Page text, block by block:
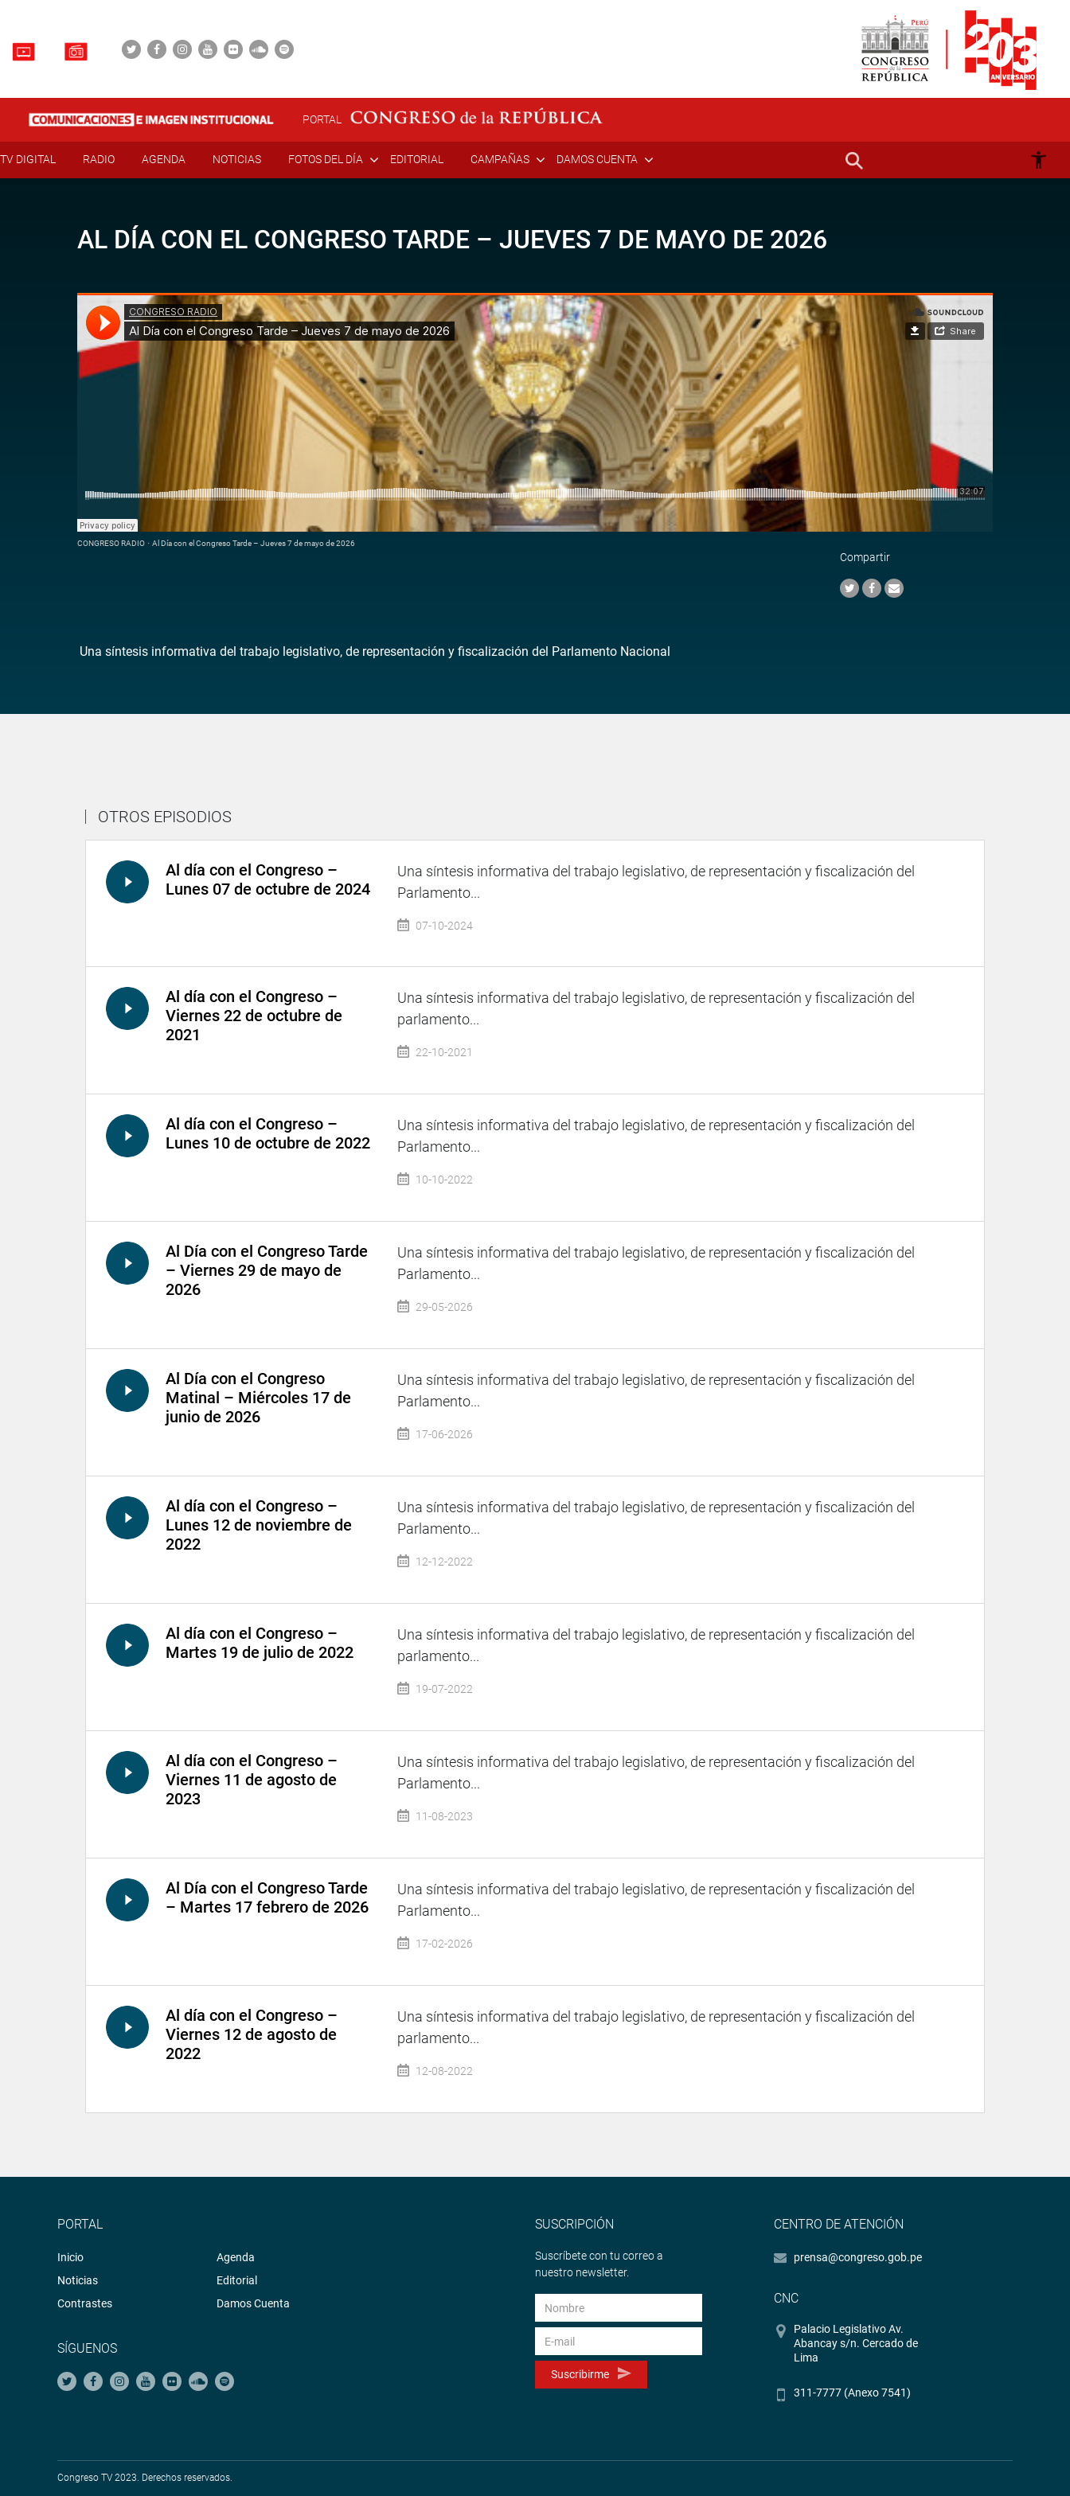
PORTAL
TV DIGITAL RADIO AGENDA NOTICIAS FOTOS DEL DÍA EDITORIAL CAMPAÑAS DAMOS CUENTA
AL DÍA CON EL CONGRESO TARDE – JUEVES 7 DE MAYO DE 2026
CONGRESO RADIO · Al Día con el Congreso Tarde – Jueves 7 de mayo de 2026
Compartir
Una síntesis informativa del trabajo legislativo, de representación y fiscalización del Parlamento Nacional
OTROS EPISODIOS
Al día con el Congreso –
Lunes 07 de octubre de 2024
Una síntesis informativa del trabajo legislativo, de representación y fiscalización del
Parlamento...
07-10-2024
Al día con el Congreso –
Viernes 22 de octubre de
2021
Una síntesis informativa del trabajo legislativo, de representación y fiscalización del
parlamento...
22-10-2021
Al día con el Congreso –
Lunes 10 de octubre de 2022
Una síntesis informativa del trabajo legislativo, de representación y fiscalización del
Parlamento...
10-10-2022
Al Día con el Congreso Tarde
– Viernes 29 de mayo de
2026
Una síntesis informativa del trabajo legislativo, de representación y fiscalización del
Parlamento...
29-05-2026
Al Día con el Congreso
Matinal – Miércoles 17 de
junio de 2026
Una síntesis informativa del trabajo legislativo, de representación y fiscalización del
Parlamento...
17-06-2026
Al día con el Congreso –
Lunes 12 de noviembre de
2022
Una síntesis informativa del trabajo legislativo, de representación y fiscalización del
Parlamento...
12-12-2022
Al día con el Congreso –
Martes 19 de julio de 2022
Una síntesis informativa del trabajo legislativo, de representación y fiscalización del
parlamento...
19-07-2022
Al día con el Congreso –
Viernes 11 de agosto de
2023
Una síntesis informativa del trabajo legislativo, de representación y fiscalización del
Parlamento...
11-08-2023
Al Día con el Congreso Tarde
– Martes 17 febrero de 2026
Una síntesis informativa del trabajo legislativo, de representación y fiscalización del
Parlamento...
17-02-2026
Al día con el Congreso –
Viernes 12 de agosto de
2022
Una síntesis informativa del trabajo legislativo, de representación y fiscalización del
parlamento...
12-08-2022
PORTAL
Inicio
Noticias
Contrastes
Agenda
Editorial
Damos Cuenta
SÍGUENOS
SUSCRIPCIÓN
Suscríbete con tu correo a
nuestro newsletter.
Suscribirme
CENTRO DE ATENCIÓN
prensa@congreso.gob.pe
CNC
Palacio Legislativo Av.
Abancay s/n. Cercado de
Lima
311-7777 (Anexo 7541)
Congreso TV 2023. Derechos reservados.